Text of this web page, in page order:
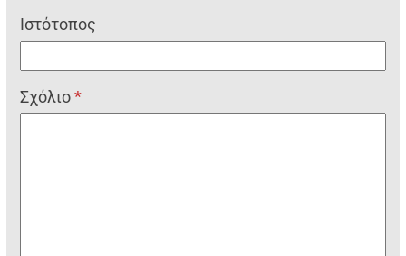
Ιστότοπος
Σχόλιο*